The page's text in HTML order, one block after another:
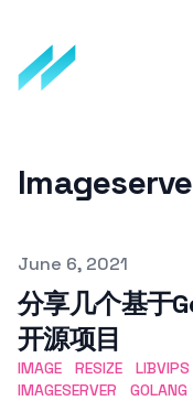
Published on
June 6, 2021
分享几个基于
开源项目
IMAGE RESIZE LIBVIPS
IMAGESERVER
GOLANG